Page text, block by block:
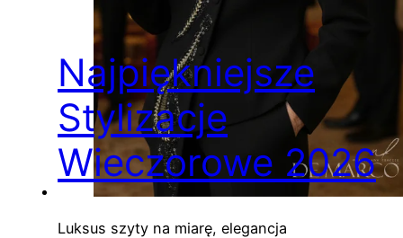
Najpiękniejsze
Stylizacje
Wieczorowe 2026
Luksus szyty na miarę, elegancja